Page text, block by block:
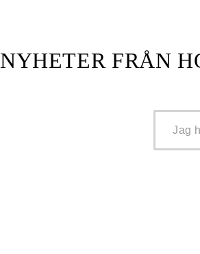
NYHETER FRÅN